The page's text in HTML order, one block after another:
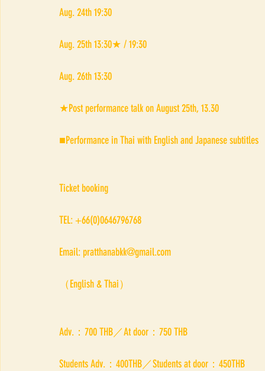
Aug. 24th 19:30
Aug. 25th 13:30★ / 19:30
Aug. 26th 13:30
★Post performance talk on August 25th, 13.30
■Performance in Thai with English and Japanese subtitles
Ticket booking
TEL: +66(0)0646796768
Email: pratthanabkk@gmail.com
（English & Thai）
Adv.：700 THB／At door：750 THB
Students Adv.：400THB／Students at door：450THB